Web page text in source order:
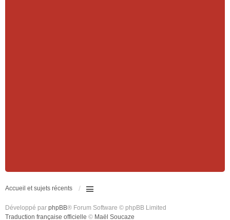
Accueil et sujets récents
Développé par phpBB® Forum Software © phpBB Limited
Traduction française officielle © Maël Soucaze